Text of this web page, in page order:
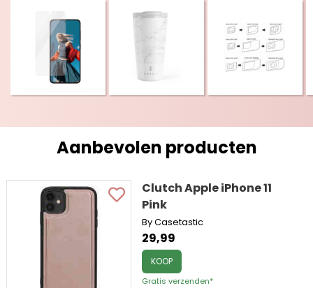
Aanbevolen producten
Clutch Apple iPhone 11
Pink
By Casetastic
29,99
KOOP
Gratis verzenden*